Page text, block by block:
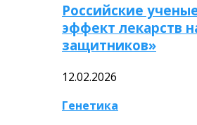
Российские
эффект лекарств
защитников»
12.02.2026
Генетика